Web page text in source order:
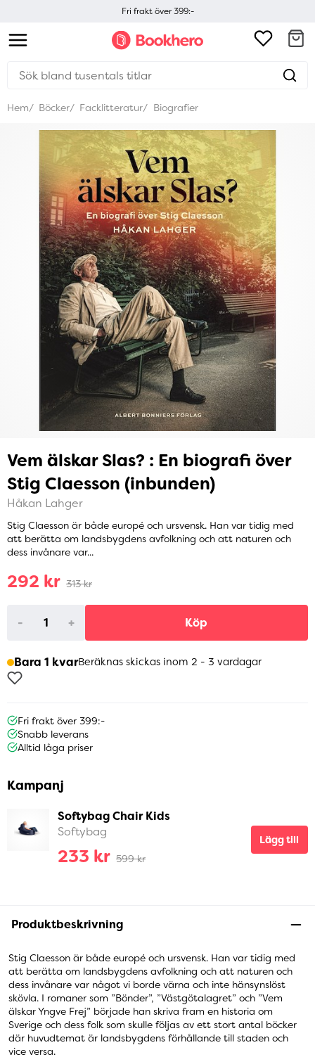
Fri frakt över 399:-
Hem Böcker Facklitteratur Biografier
Vem älskar Slas? : En biografi över
Stig Claesson (inbunden)
Håkan Lahger
Stig Claesson är både europé och ursvensk. Han var tidig med
att berätta om landsbygdens avfolkning och att naturen och
dess invånare var...
292 kr 313 kr
- + Köp
Bara 1 kvarBeräknas skickas inom 2 - 3 vardagar
Fri frakt över 399:-
Snabb leverans
Alltid låga priser
Kampanj
Softybag Chair Kids
Softybag
233 kr 599 kr
Lägg till
Produktbeskrivning
Stig Claesson är både europé och ursvensk. Han var tidig med
att berätta om landsbygdens avfolkning och att naturen och
dess invånare var något vi borde värna och inte hänsynslöst
skövla. I romaner som ”Bönder”, ”Västgötalagret” och ”Vem
älskar Yngve Frej” började han skriva fram en historia om
Sverige och dess folk som skulle följas av ett stort antal böcker
där huvudtemat är landsbygdens förhållande till staden och
vice versa.